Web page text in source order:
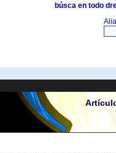
búsca en todo